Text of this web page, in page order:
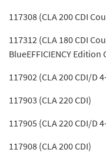
117308 (CLA 200 CDI
117312 (CLA 180 CDI
BlueEFFICIENCY Edition
117902 (CLA 200 CDI/D
117903 (CLA 220 CDI)
117905 (CLA 220 CDI/D
117908 (CLA 200 CDI)